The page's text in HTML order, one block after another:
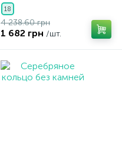
18
4 238.60 грн
1 682 грн /шт.